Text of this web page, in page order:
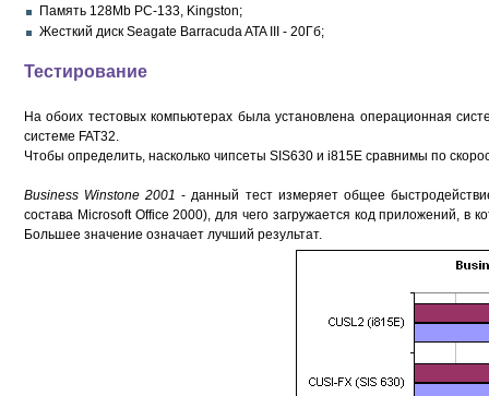
Память 128Mb PC-133, Kingston;
Жесткий диск Seagate Barracuda ATA III - 20Гб;
Тестирование
На обоих тестовых компьютерах была установлена операционная
системе FAT32.
Чтобы определить, насколько чипсеты SIS630 и i815E сравнимы по
Business Winstone 2001 - данный тест измеряет общее
состава Microsoft Office 2000), для чего загружается код приложений,
Большее значение означает лучший результат.